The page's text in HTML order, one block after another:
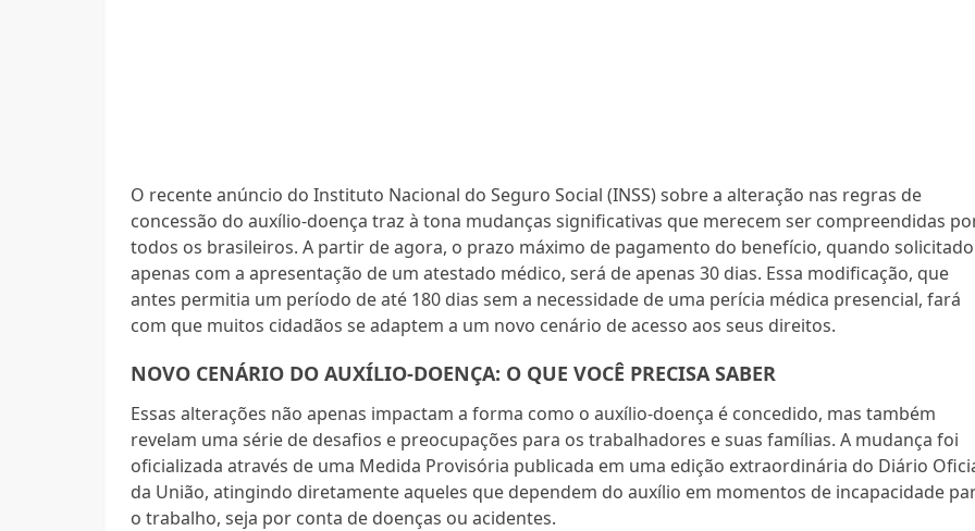
O recente anúncio do Instituto Nacional do Seguro Social (INSS) sobre a alteração nas regras de
concessão do auxílio-doença traz à tona mudanças significativas que merecem ser compreendidas
todos os brasileiros. A partir de agora, o prazo máximo de pagamento do benefício, quando solicitado
apenas com a apresentação de um atestado médico, será de apenas 30 dias. Essa modificação, que
antes permitia um período de até 180 dias sem a necessidade de uma perícia médica presencial, fará
com que muitos cidadãos se adaptem a um novo cenário de acesso aos seus direitos.
NOVO CENÁRIO DO AUXÍLIO-DOENÇA: O QUE VOCÊ PRECISA SABER
Essas alterações não apenas impactam a forma como o auxílio-doença é concedido, mas também
revelam uma série de desafios e preocupações para os trabalhadores e suas famílias. A mudança foi
oficializada através de uma Medida Provisória publicada em uma edição extraordinária do Diário
da União, atingindo diretamente aqueles que dependem do auxílio em momentos de incapacidade
o trabalho, seja por conta de doenças ou acidentes.